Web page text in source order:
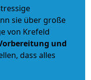
sie über große
von Krefeld
und
dass alles